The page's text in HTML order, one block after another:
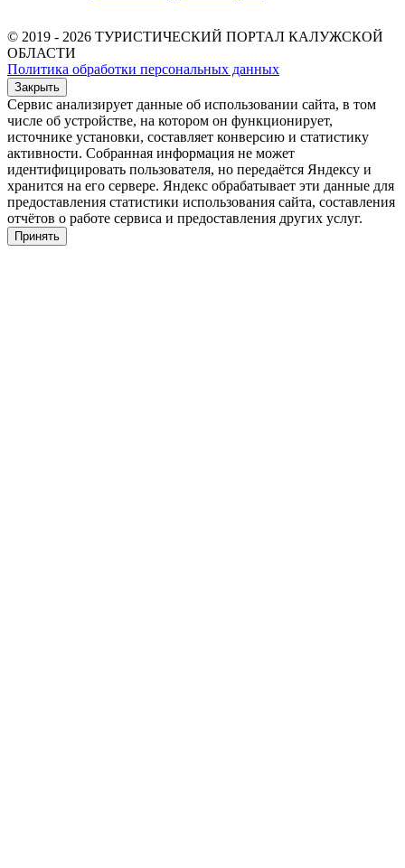
© 2019 - 2026 ТУРИСТИЧЕСКИЙ ПОРТАЛ КАЛУЖСКОЙ
ОБЛАСТИ
Политика обработки персональных данных
Закрыть
Сервис анализирует данные об использовании сайта, в том
числе об устройстве, на котором он функционирует,
источнике установки, составляет конверсию и статистику
активности. Собранная информация не может
идентифицировать пользователя, но передаётся Яндексу и
хранится на его сервере. Яндекс обрабатывает эти данные для
предоставления статистики использования сайта, составления
отчётов о работе сервиса и предоставления других услуг.
Принять